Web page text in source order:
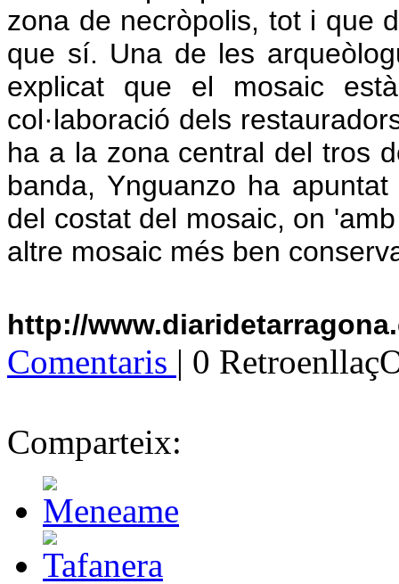
zona de necròpolis, tot i que
que sí. Una de les
explicat que el mosaic
col·laboració dels
ha a la zona central del tros
banda, Ynguanzo ha
del costat del mosaic, on
altre mosaic més ben
http://
Comentaris | 0
Comparteix: